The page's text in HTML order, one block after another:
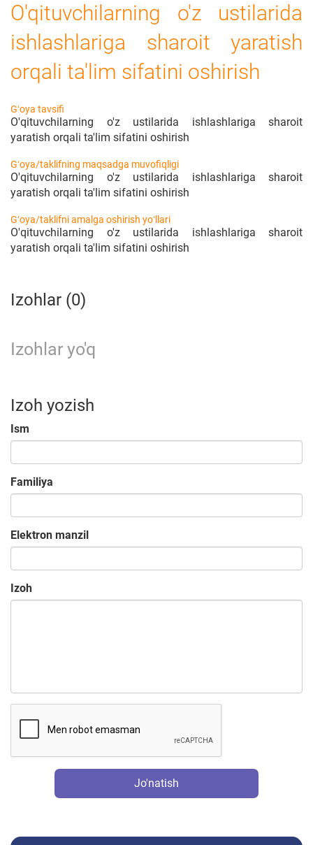
O'qituvchilarning o'z ustilarida
ishlashlariga sharoit yaratish
orqali ta'lim sifatini oshirish
Gʻoya tavsifi
O'qituvchilarning o'z ustilarida ishlashlariga sharoit
yaratish orqali ta'lim sifatini oshirish
Gʻoya/taklifning maqsadga muvofiqligi
O'qituvchilarning o'z ustilarida ishlashlariga sharoit
yaratish orqali ta'lim sifatini oshirish
Gʻoya/taklifni amalga oshirish yoʻllari
O'qituvchilarning o'z ustilarida ishlashlariga sharoit
yaratish orqali ta'lim sifatini oshirish
Izohlar (0)
Izohlar yo'q
Izoh yozish
Ism
Familiya
Elektron manzil
Izoh
Jo'natish